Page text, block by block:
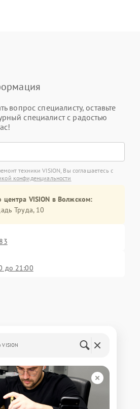
вопрос специалисту, оставьте
специалист с радостью
техники VISION, Вы соглашаетесь с
конфиденциальности
центра VISION в Волжском:
Труда, 10
до 21:00
VISION